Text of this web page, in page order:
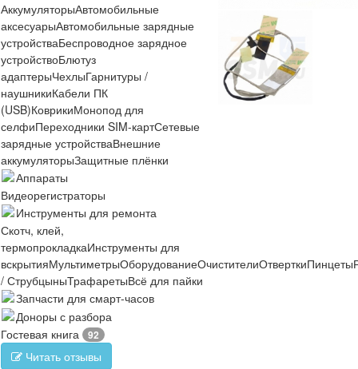
АккумуляторыАвтомобильные
аксесуарыАвтомобильные зарядные
устройстваБеспроводное зарядное
устройствоБлютуз
адаптерыЧехлыГарнитуры /
наушникиКабели ПК
(USB)КоврикиМонопод для
селфиПереходники SIM-картСетевые
зарядные устройстваВнешние
аккумуляторыЗащитные плёнки
Аппараты
Видеорегистраторы
Инструменты для ремонта
Скотч, клей,
термопрокладкаИнструменты для
вскрытияМультиметрыОборудованиеОчистителиОтверткиПинцеты
/ СтрубцыныТрафаретыВсё для пайки
Запчасти для смарт-часов
Доноры с разбора
Гостевая книга
92
Читать отзывы